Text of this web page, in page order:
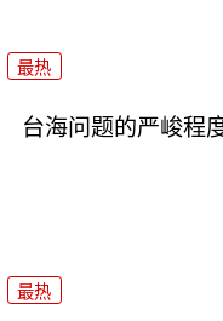
最热
台海问题的严峻程
最热